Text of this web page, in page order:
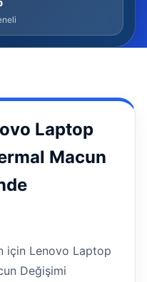
Laptop
Macun
için Lenovo Laptop
Değişimi